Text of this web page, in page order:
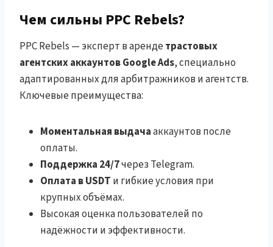
Чем сильны PPC Rebels?
PPC Rebels — эксперт в арендетрастовых
агентских аккаунтов Google Ads, специально
адаптированных для арбитражников и агентств.
Ключевые преимущества:
Моментальная выдачааккаунтов после
оплаты.
Поддержка 24/7через Telegram.
Оплата в USDT и гибкие условия при
крупных объёмах.
Высокая оценка пользователей по
надёжности и эффективности.